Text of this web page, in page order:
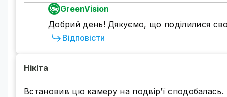
GreenVision
Добрий день! Дякуємо, що поділилися
Відповісти
Нікіта
Встановив цю камеру на подвір’ї